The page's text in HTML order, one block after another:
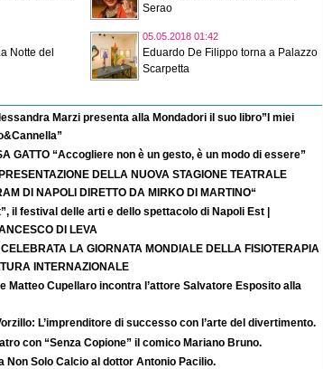
Serao
Notte del
05.05.2018 01:42
Eduardo De Filippo torna a Palazzo
Scarpetta
Marzi presenta alla Mondadori il suo libro”I miei
GATTO “Accogliere non è un gesto, è un modo di essere”
DELLA NUOVA STAGIONE TEATRALE
DI NAPOLI DIRETTO DA MIRKO DI MARTINO“
il festival delle arti e dello spettacolo di Napoli Est |
DI LEVA
LA GIORNATA MONDIALE DELLA FISIOTERAPIA
INTERNAZIONALE
Matteo Cupellaro incontra l’attore Salvatore Esposito alla
L’imprenditore di successo con l’arte del divertimento.
con “Senza Copione” il comico Mariano Bruno.
Non Solo Calcio al dottor Antonio Pacilio.